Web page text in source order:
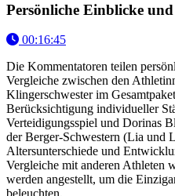
Persönliche Einblicke
00:16:45
Die Kommentatoren teilen
Vergleiche zwischen den
Klingerschwester im
Berücksichtigung individueller
Verteidigungsspiel und Dorinas
der Berger-Schwestern (Lia
Altersunterschiede und
Vergleiche mit anderen Athleten
werden angestellt, um die